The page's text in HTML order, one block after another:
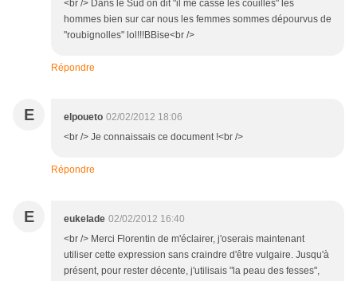
<br /> Dans le Sud on dit "il me casse les couilles" les
hommes bien sur car nous les femmes sommes dépourvus de
"roubignolles" lol!!!BBise<br />
Répondre
E elpoueto 02/02/2012 18:06
<br /> Je connaissais ce document !<br />
Répondre
E eukelade 02/02/2012 16:40
<br /> Merci Florentin de m'éclairer, j'oserais maintenant
utiliser cette expression sans craindre d'être vulgaire. Jusqu'à
présent, pour rester décente, j'utilisais "la peau des fesses",